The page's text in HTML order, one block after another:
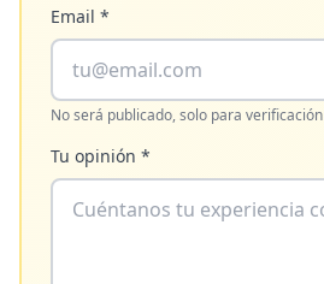
Email *
No será publicado, solo para verificación
Tu opinión *